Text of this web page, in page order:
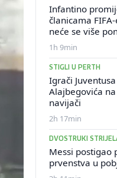
Infantino
članicama
neće se više
1h 9min
STIGLI U PERTH
Igrači
Alajbegovića
navijači
2h 17min
DVOSTRUKI
Messi postigao
prvenstva u